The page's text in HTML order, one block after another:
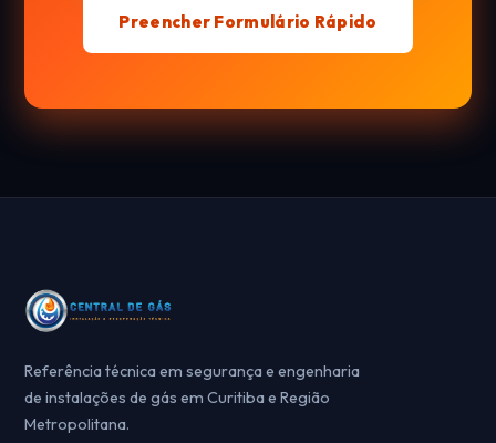
Preencher Formulário Rápido
Referência técnica em segurança e engenharia
de instalações de gás em Curitiba e Região
Metropolitana.